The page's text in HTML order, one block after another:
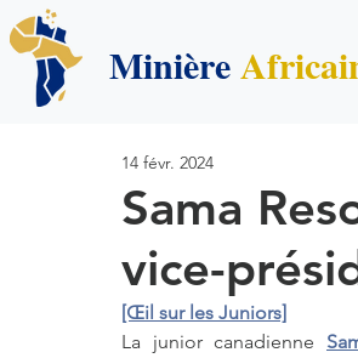
Minière
Sama
vice-
14 févr. 2024
[Œil sur les Juniors]
La junior canadienne